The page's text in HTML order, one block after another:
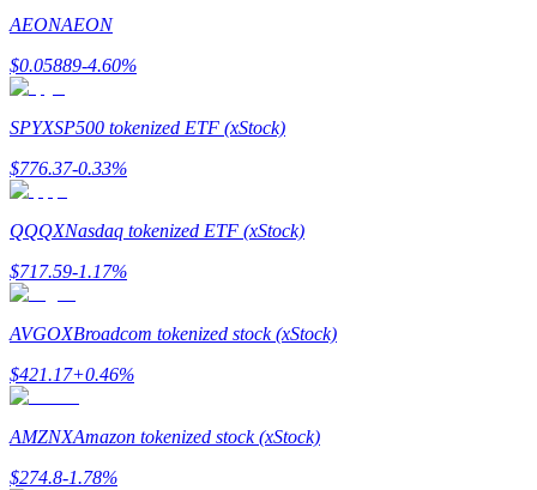
Tjäna konkurrenskraftiga belöningar dagligen
AEONAEON
$0.05889-4.60%
SPYXSP500 tokenized ETF (xStock)
$776.37-0.33%
QQQXNasdaq tokenized ETF (xStock)
$717.59-1.17%
AVGOXBroadcom tokenized stock (xStock)
$421.17+0.46%
AMZNXAmazon tokenized stock (xStock)
$274.8-1.78%